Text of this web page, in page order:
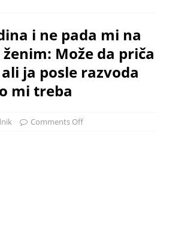
i ne pada mi na
Može da priča
ja posle razvoda
mi treba
Comments Off